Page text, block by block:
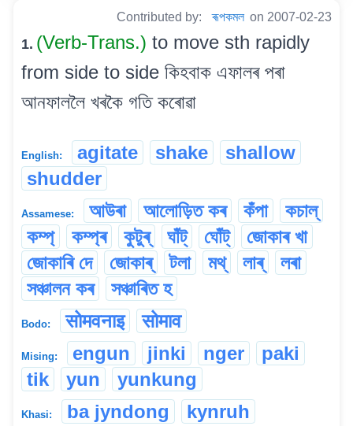
Contributed by: ৰূপকমল on 2007-02-23
1. (Verb-Trans.) to move sth rapidly
from side to side কিহবাক এফালৰ পৰা
আনফাললৈ খৰকৈ গতি কৰোৱা
English: agitate shake
shallow
shudder
Assamese: আউৰা আলোড়িত কৰ কঁপা
কচাল্
কম্প্
কম্প্ৰ কুটুৰ্ ঘাঁট্ ঘোঁট্
জোকাৰ খা
জোকাৰি দে
জোকাৰ্ টলা মথ্ লাৰ্
লৰা
সঞ্চালন কৰ
সঞ্চাৰিত হ
Bodo: सोमवनाइ सोमाव
Mising: engun jinki nger
paki
tik
yun yunkung
Khasi: ba jyndong kynruh